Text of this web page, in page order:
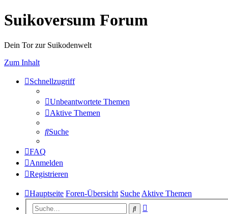
Suikoversum Forum
Dein Tor zur Suikodenwelt
Zum Inhalt
Schnellzugriff
Unbeantwortete Themen
Aktive Themen
Suche
FAQ
Anmelden
Registrieren
Hauptseite Foren-Übersicht Suche Aktive Themen
Suche